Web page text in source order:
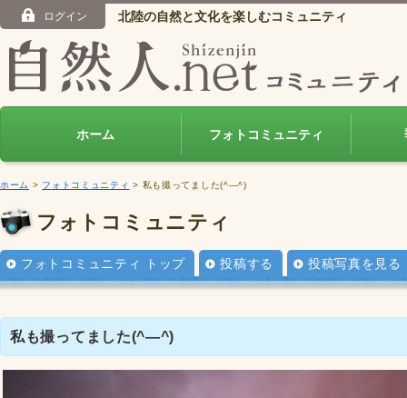
ログイン 北陸の自然と文化を楽しむコミュニティ
ホーム フォトコミュニティ
ホーム > フォトコミュニティ > 私も撮ってました(^―^)
フォトコミュニティ
フォトコミュニティ トップ 投稿する 投稿写真を見る
私も撮ってました(^―^)